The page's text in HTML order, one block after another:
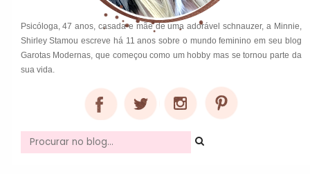
Psicóloga, 47 anos, casada e mãe de uma adorável schnauzer, a Minnie,
Shirley Stamou escreve há 11 anos sobre o mundo feminino em seu blog
Garotas Modernas, que começou como um hobby mas se tornou parte da
sua vida.